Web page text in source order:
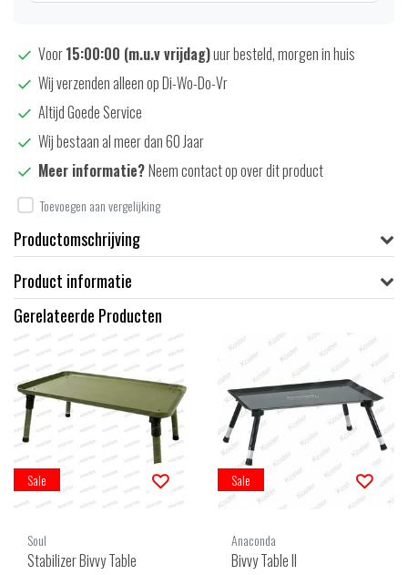
Voor15:00:00 (m.u.v vrijdag)uur besteld, morgen in huis
Wij verzenden alleen op Di-Wo-Do-Vr
Altijd Goede Service
Wij bestaan al meer dan 60 Jaar
Meer informatie?Neem contact op over dit product
Toevoegen aan vergelijking
Productomschrijving
Product informatie
Gerelateerde Producten
Sale
Soul
Stabilizer Bivvy Table
Sale
Anaconda
Bivvy Table II